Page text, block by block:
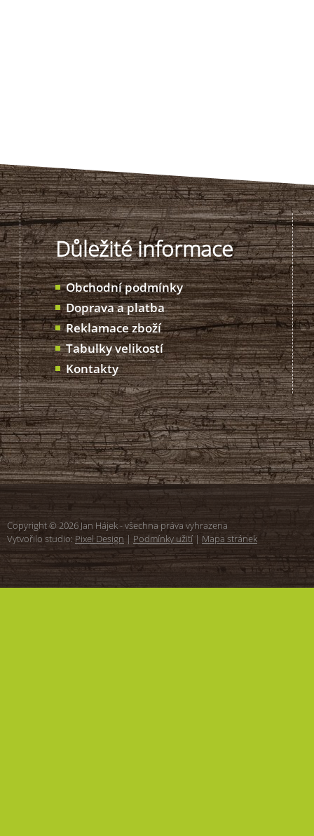
Důležité informace
Obchodní podmínky
Doprava a platba
Reklamace zboží
Tabulky velikostí
Kontakty
Copyright © 2026 Jan Hájek - všechna práva vyhrazena
Vytvořilo studio: Pixel Design | Podmínky užití | Mapa stránek